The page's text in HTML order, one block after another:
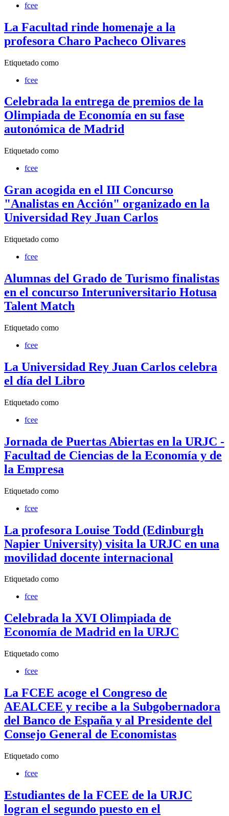
fcee
La Facultad rinde homenaje a la
profesora Charo Pacheco Olivares
Etiquetado como
fcee
Celebrada la entrega de premios de la
Olimpiada de Economía en su fase
autonómica de Madrid
Etiquetado como
fcee
Gran acogida en el III Concurso
"Analistas en Acción" organizado en la
Universidad Rey Juan Carlos
Etiquetado como
fcee
Alumnas del Grado de Turismo finalistas
en el concurso Interuniversitario Hotusa
Talent Match
Etiquetado como
fcee
La Universidad Rey Juan Carlos celebra
el día del Libro
Etiquetado como
fcee
Jornada de Puertas Abiertas en la URJC -
Facultad de Ciencias de la Economía y de
la Empresa
Etiquetado como
fcee
La profesora Louise Todd (Edinburgh
Napier University) visita la URJC en una
movilidad docente internacional
Etiquetado como
fcee
Celebrada la XVI Olimpiada de
Economía de Madrid en la URJC
Etiquetado como
fcee
La FCEE acoge el Congreso de
AEALCEE y recibe a la Subgobernadora
del Banco de España y al Presidente del
Consejo General de Economistas
Etiquetado como
fcee
Estudiantes de la FCEE de la URJC
logran el segundo puesto en el